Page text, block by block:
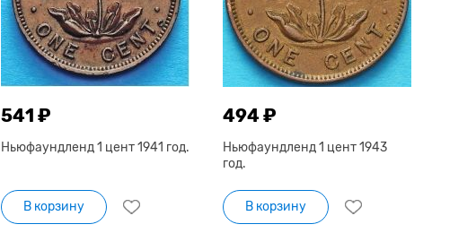
541 ₽
Ньюфаундленд 1 цент 1941 год.
В корзину
494 ₽
Ньюфаундленд 1 цент 1943
год.
В корзину